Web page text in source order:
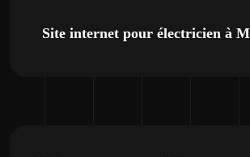
Site internet pour électricien à